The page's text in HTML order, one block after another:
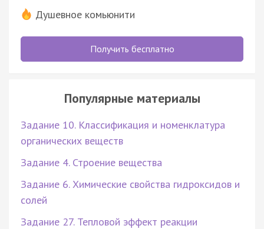
Душевное комьюнити
Получить бесплатно
Популярные материалы
Задание 10. Классификация и номенклатура
органических веществ
Задание 4. Строение вещества
Задание 6. Химические свойства гидроксидов и
солей
Задание 27. Тепловой эффект реакции